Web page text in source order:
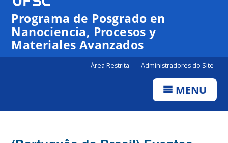
Programa de Posgrado en
Nanociencia, Procesos y
Materiales Avanzados
Área Restrita Administradores do Site
MENU